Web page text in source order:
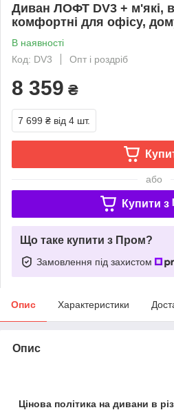
Диван ЛОФТ DV3 + м'які,
комфортні для офісу,
В наявності
Код: DV3
Опт і роздріб
8 359 ₴
7 699 ₴ від 4 шт.
або
Купити з
Що таке купити з Пром?
Замовлення під захистом
Опис Характеристики
Опис
Цінова політика на дивани в